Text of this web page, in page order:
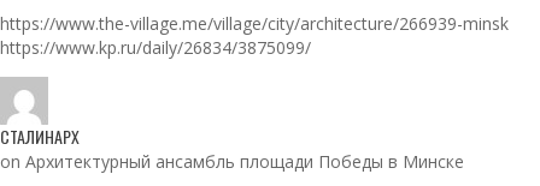
https://www.the-village.me/village/city/architecture/266939-minsk
https://www.kp.ru/daily/26834/3875099/
СТАЛИНАРХ
on Архитектурный ансамбль площади Победы в Минске